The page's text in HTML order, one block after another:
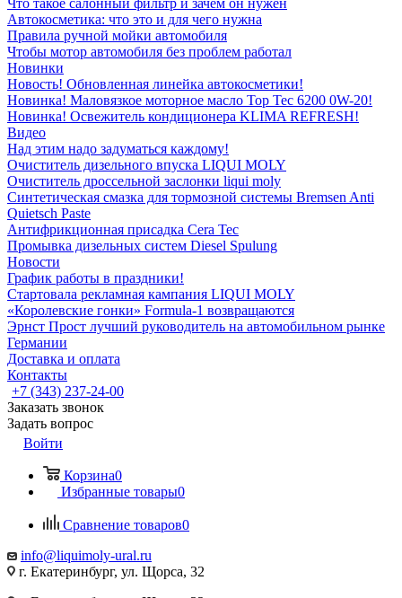
Что такое салонный фильтр и зачем он нужен
Автокосметика: что это и для чего нужна
Правила ручной мойки автомобиля
Чтобы мотор автомобиля без проблем работал
Новинки
Новость! Обновленная линейка автокосметики!
Новинка! Маловязкое моторное масло Top Tec 6200 0W-20!
Новинка! Освежитель кондиционера KLIMA REFRESH!
Видео
Над этим надо задуматься каждому!
Очиститель дизельного впуска LIQUI MOLY
Очиститель дроссельной заслонки liqui moly
Синтетическая смазка для тормозной системы Bremsen Anti
Quietsch Paste
Антифрикционная присадка Cera Tec
Промывка дизельных систем Diesel Spulung
Новости
График работы в праздники!
Стартовала рекламная кампания LIQUI MOLY
«Королевские гонки» Formula-1 возвращаются
Эрнст Прост лучший руководитель на автомобильном рынке
Германии
Доставка и оплата
Контакты
+7 (343) 237-24-00
Заказать звонок
Задать вопрос
Войти
Корзина0
Избранные товары0
Сравнение товаров0
info@liquimoly-ural.ru
г. Екатеринбург, ул. Щорса, 32